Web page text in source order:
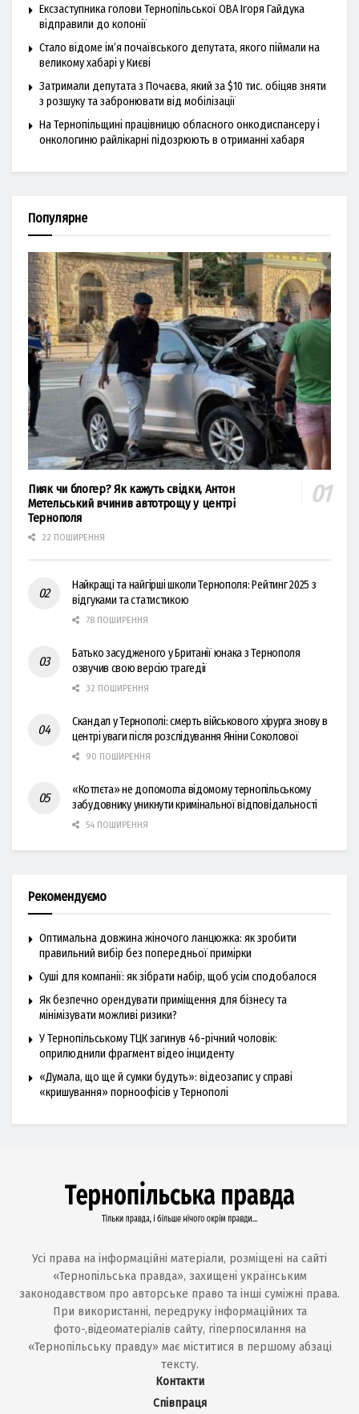
Ексзаступника голови Тернопільської ОВА Ігоря Гайдука
відправили до колонії
Стало відоме ім’я почаївського депутата, якого піймали на
великому хабарі у Києві
Затримали депутата з Почаєва, який за $10 тис. обіцяв зняти
з розшуку та забронювати від мобілізації
На Тернопільщині працівницю обласного онкодиспансеру і
онкологиню райлікарні підозрюють в отриманні хабаря
Популярне
Пияк чи блогер? Як кажуть свідки, Антон
Метельський вчинив автотрощу у центрі
Тернополя
22 ПОШИРЕННЯ
Найкращі та найгірші школи Тернополя: Рейтинг 2025 з
відгуками та статистикою
78 ПОШИРЕННЯ
Батько засудженого у Британії юнака з Тернополя
озвучив свою версію трагедії
32 ПОШИРЕННЯ
Скандал у Тернополі: смерть військового хірурга знову в
центрі уваги після розслідування Яніни Соколової
90 ПОШИРЕННЯ
«Котлєта» не допомогла відомому тернопільському
забудовнику уникнути кримінальної відповідальності
54 ПОШИРЕННЯ
Рекомендуємо
Оптимальна довжина жіночого ланцюжка: як зробити
правильний вибір без попередньої примірки
Суші для компанії: як зібрати набір, щоб усім сподобалося
Як безпечно орендувати приміщення для бізнесу та
мінімізувати можливі ризики?
У Тернопільському ТЦК загинув 46-річний чоловік:
оприлюднили фрагмент відео інциденту
«Думала, що ще й сумки будуть»: відеозапис у справі
«кришування» порноофісів у Тернополі
Усі права на інформаційні матеріали, розміщені на сайті
«Тернопільська правда», захищені українським
законодавством про авторське право та інші суміжні права.
При використанні, передруку інформаційних та
фото-,відеоматеріалів сайту, гіперпосилання на
«Тернопільську правду» має міститися в першому абзаці
тексту.
Контакти
Співпраця